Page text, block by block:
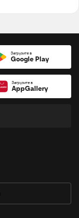
Загрузите в
Google Play
Загрузите в
AppGallery